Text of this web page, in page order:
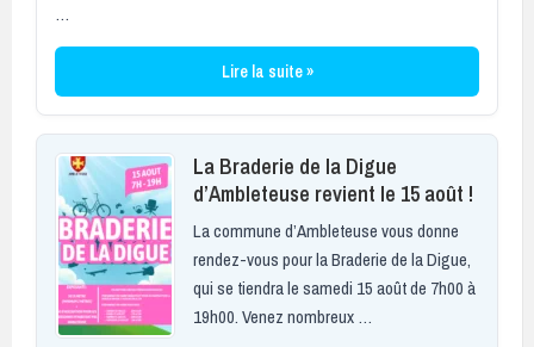
…
Lire la suite »
La Braderie de la Digue
d’Ambleteuse revient le 15 août !
La commune d’Ambleteuse vous donne
rendez-vous pour la Braderie de la Digue,
qui se tiendra le samedi 15 août de 7h00 à
19h00. Venez nombreux …